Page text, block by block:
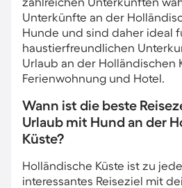
Unterkünfte an der
Hunde und sind daher ideal
haustierfreundlichen
Urlaub an der Holländischen
Ferienwohnung und Hotel.
Wann ist die beste
Urlaub mit Hund an der
Küste?
Holländische Küste ist zu
interessantes Reiseziel mit